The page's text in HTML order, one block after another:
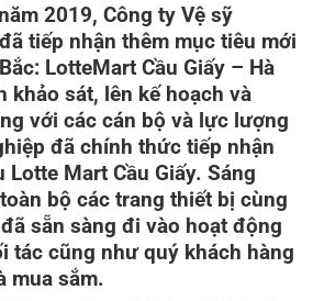
2019, Công ty Vệ sỹ
tiếp nhận thêm mục tiêu mới
LotteMart Cầu Giấy – Hà
khảo sát, lên kế hoạch và
với các cán bộ và lực lượng
đã chính thức tiếp nhận
Lotte Mart Cầu Giấy. Sáng
bộ các trang thiết bị cùng
sẵn sàng đi vào hoạt động
tác cũng như quý khách hàng
mua sắm.